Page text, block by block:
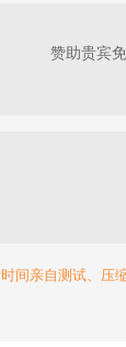
赞助贵宾
间亲自测试、压